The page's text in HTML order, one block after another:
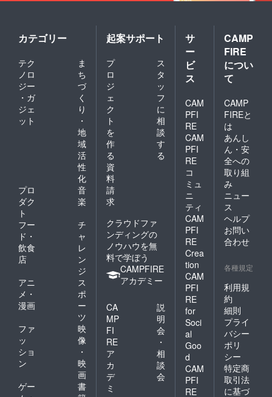
カテゴリー
テク
ノロ
ジー
・ガ
ジェ
ット
ま
ち
づ
く
り
・
地
域
活
性
化
プロ
ダク
ト
音
楽
フー
ド・
飲食
店
チ
ャ
レ
ン
ジ
アニ
メ・
漫画
ス
ポ
ー
ツ
ファ
ッ
ショ
ン
映
像
・
映
画
ゲー
書
起案サポート
プ
ロ
ジ
ェ
ク
ト
を
作
る
ス
タ
ッ
フ
に
相
談
す
る
資
料
請
求
クラウドファ
ンディングの
ノウハウを無
料で学ぼう
CAMPFIRE
アカデミー
CA
MP
FI
RE
ア
カ
デ
ミ
説
明
会
・
相
談
会
サ
ー
ビ
ス
CAM
PFI
RE
CAM
PFI
RE
コ
ミュ
ニ
ティ
CAM
PFI
RE
Crea
tion
CAM
PFI
RE
for
Soci
al
Goo
d
CAM
PFI
RE
CAMP
FIRE
につい
て
CAMP
FIREと
は
あんし
ん・安
全への
取り組
み
ニュー
ス
ヘルプ
お問い
合わせ
各種規定
利用規
約
細則
プライ
バシー
ポリ
シー
特定商
取引法
に基づ